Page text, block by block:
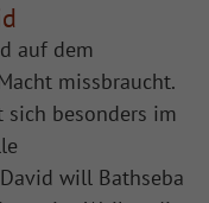
auf dem
missbraucht.
sich besonders im
will Bathseba